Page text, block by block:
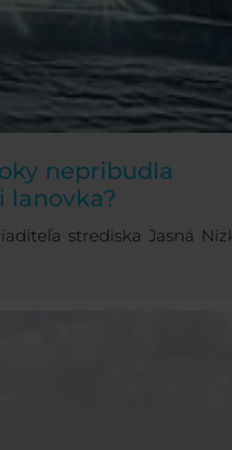
nepribudla
lanovka?
strediska Jasná